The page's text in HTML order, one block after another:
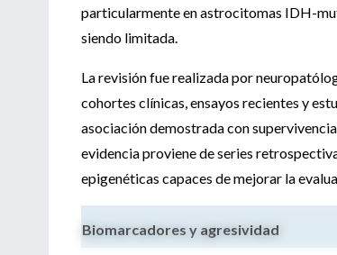
particularmente en astrocitomas IDH-
siendo limitada.
La revisión fue realizada por
cohortes clínicas, ensayos recientes y
asociación demostrada con
evidencia proviene de series
epigenéticas capaces de mejorar la
Biomarcadores y agresividad